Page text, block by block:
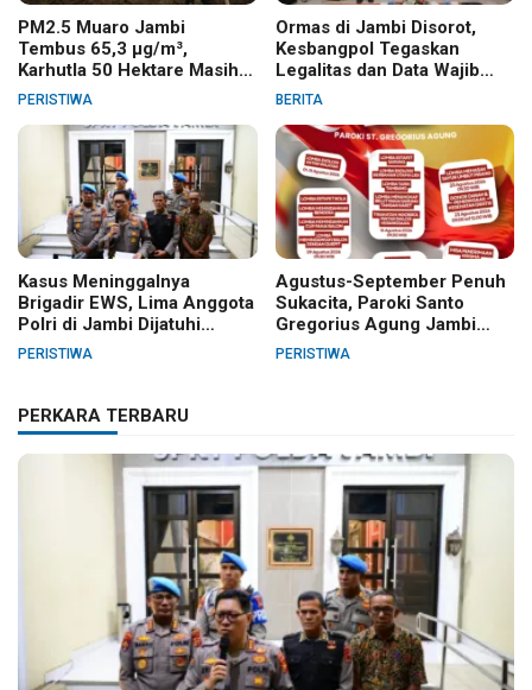
PM2.5 Muaro Jambi
Tembus 65,3 µg/m³,
Karhutla 50 Hektare Masih
Ditangani
PERISTIWA
Ormas di Jambi Disorot,
Kesbangpol Tegaskan
Legalitas dan Data Wajib
Jelas
BERITA
Kasus Meninggalnya
Brigadir EWS, Lima Anggota
Polri di Jambi Dijatuhi
Sanksi PTDH
PERISTIWA
Agustus-September Penuh
Sukacita, Paroki Santo
Gregorius Agung Jambi
Gelar Berbagai Kegiatan
PERISTIWA
PERKARA TERBARU